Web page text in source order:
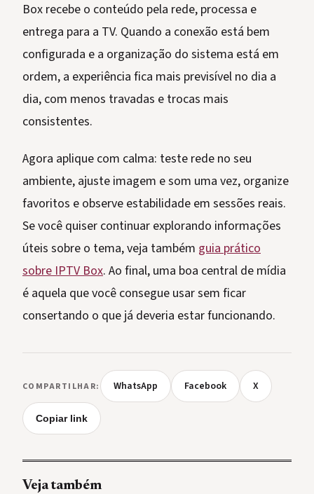
Box recebe o conteúdo pela rede, processa e
entrega para a TV. Quando a conexão está bem
configurada e a organização do sistema está em
ordem, a experiência fica mais previsível no dia a
dia, com menos travadas e trocas mais
consistentes.
Agora aplique com calma: teste rede no seu
ambiente, ajuste imagem e som uma vez, organize
favoritos e observe estabilidade em sessões reais.
Se você quiser continuar explorando informações
úteis sobre o tema, veja também guia prático
sobre IPTV Box. Ao final, uma boa central de mídia
é aquela que você consegue usar sem ficar
consertando o que já deveria estar funcionando.
COMPARTILHAR: WhatsApp Facebook X
Copiar link
Veja também